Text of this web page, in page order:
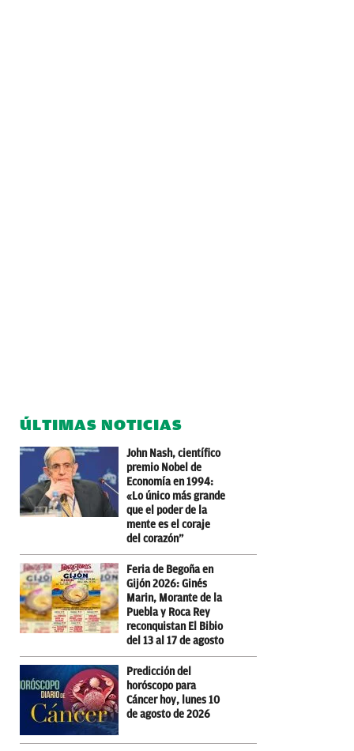
ÚLTIMAS NOTICIAS
John Nash, científico
premio Nobel de
Economía en 1994:
«Lo único más grande
que el poder de la
mente es el coraje
del corazón”
Feria de Begoña en
Gijón 2026: Ginés
Marin, Morante de la
Puebla y Roca Rey
reconquistan El Bibio
del 13 al 17 de agosto
Predicción del
horóscopo para
Cáncer hoy, lunes 10
de agosto de 2026